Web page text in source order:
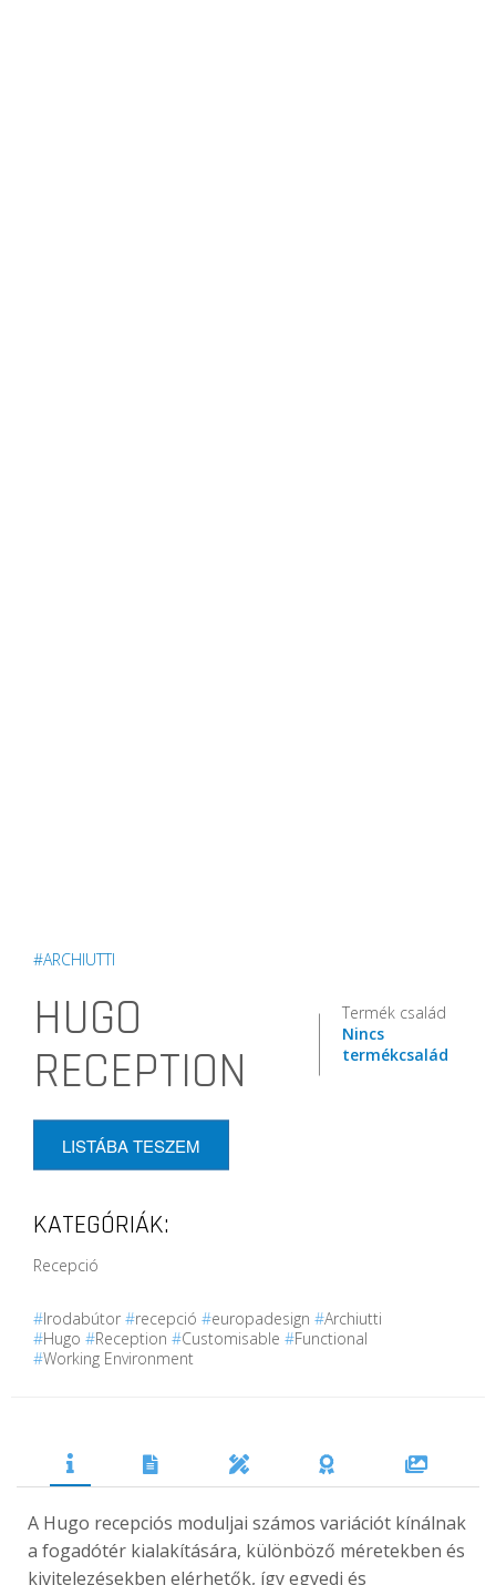
#ARCHIUTTI
HUGO
RECEPTION
Termék család
Nincs
termékcsalád
LISTÁBA TESZEM
KATEGÓRIÁK:
Recepció
#Irodabútor #recepció #europadesign #Archiutti
#Hugo #Reception #Customisable #Functional
#Working Environment
A Hugo recepciós moduljai számos variációt kínálnak
a fogadótér kialakítására, különböző méretekben és
kivitelezésekben elérhetők, így egyedi és